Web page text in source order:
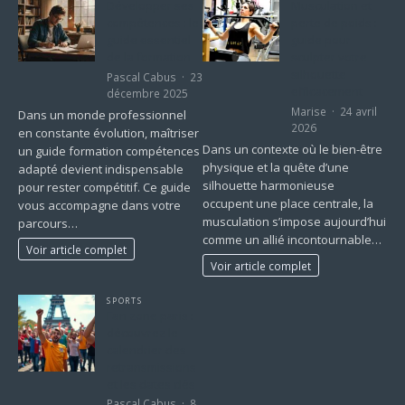
Pascal Cabus
23
décembre 2025
Dans un monde professionnel
en constante évolution, maîtriser
un guide formation compétences
adapté devient indispensable
pour rester compétitif. Ce guide
vous accompagne dans votre
parcours…
Voir article complet
Marise
24 avril
2026
Dans un contexte où le bien-être
physique et la quête d’une
silhouette harmonieuse
occupent une place centrale, la
musculation s’impose aujourd’hui
comme un allié incontournable…
Voir article complet
SPORTS